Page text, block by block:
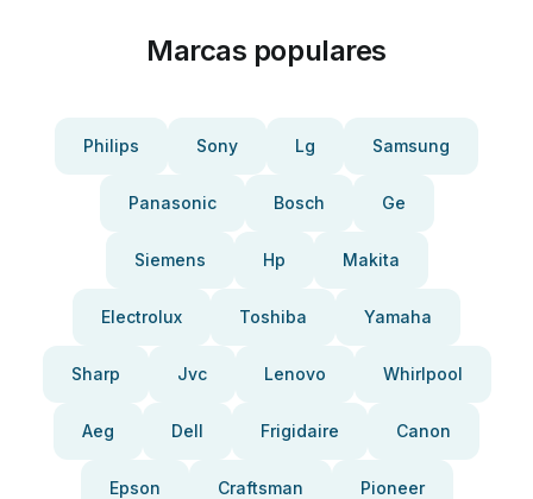
Marcas populares
Philips Sony Lg Samsung
Panasonic Bosch Ge
Siemens Hp Makita
Electrolux Toshiba Yamaha
Sharp Jvc Lenovo Whirlpool
Aeg Dell Frigidaire Canon
Epson Craftsman Pioneer